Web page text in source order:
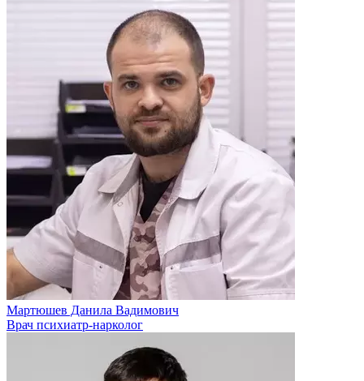
Мартюшев Данила Вадимович
Врач психиатр-нарколог